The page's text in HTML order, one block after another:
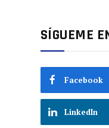
SÍGUEME
Facebook
LinkedIn